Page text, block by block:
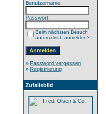
Benutzername:
Passwort:
Beim nächsten Besuch
automatisch anmelden?
» Password vergessen
» Registrierung
Zufallsbild